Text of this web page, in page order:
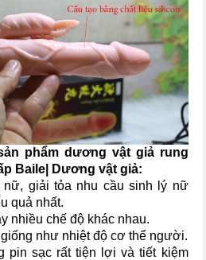
phẩm dương vật giả rung
Baile| Dương vật giả:
nữ, giải tỏa nhu cầu sinh lý nữ
quả nhất.
nhiều chế độ khác nhau.
như nhiệt độ cơ thể người.
pin sạc rất tiện lợi và tiết kiệm